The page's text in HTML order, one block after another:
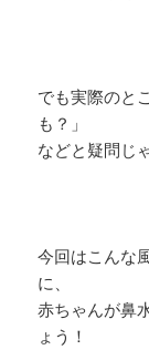
でも実際のと
も？」
などと疑問じ
今回はこんな
に、
赤ちゃんが鼻
ょう！